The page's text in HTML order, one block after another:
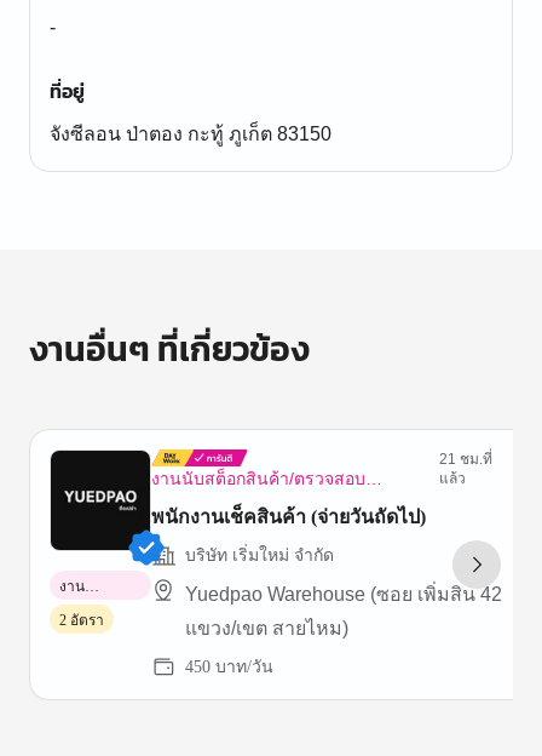
-
ที่อยู่
จังซีลอน ป่าตอง กะทู้ ภูเก็ต 83150
งานอื่นๆ ที่เกี่ยวข้อง
งานนับสต็อกสินค้า/ตรวจสอบ
ทรัพย์สิน
21 ชม.ที่
แล้ว
พนักงานเช็คสินค้า (จ่ายวันถัดไป)
บริษัท เริ่มใหม่ จำกัด
Yuedpao Warehouse (ซอย เพิ่มสิน 42
แขวง/เขต สายไหม)
450 บาท/วัน
งาน
พาร์ทไทม์
2 อัตรา